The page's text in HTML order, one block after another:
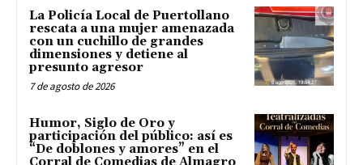
La Policía Local de Puertollano
rescata a una mujer amenazada
con un cuchillo de grandes
dimensiones y detiene al
presunto agresor
7 de agosto de 2026
Humor, Siglo de Oro y
participación del público: así es
“De doblones y amores” en el